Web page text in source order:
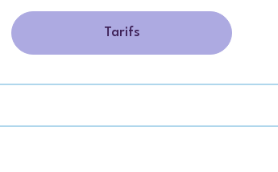
Tarifs